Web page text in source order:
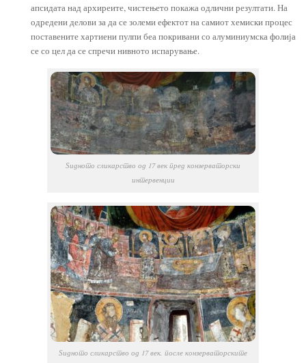
апсидата над архиреите, чистењето покажа одлични резултати. На
одредени делови за да се золеми ефектот на самиот хемиски процес
поставените хартиени пулпи беа покривани со алуминиумска фолија
се со цел да се спречи нивното испарување.
Ѕидното сликарство од 17 век пред конзерваторски
интервенции
Ѕидното сликарство од 17 век. после конзерваторските